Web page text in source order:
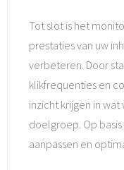
Tot slot is het
prestaties van uw
verbeteren. Door
klikfrequenties en
inzicht krijgen in
doelgroep. Op
aanpassen en